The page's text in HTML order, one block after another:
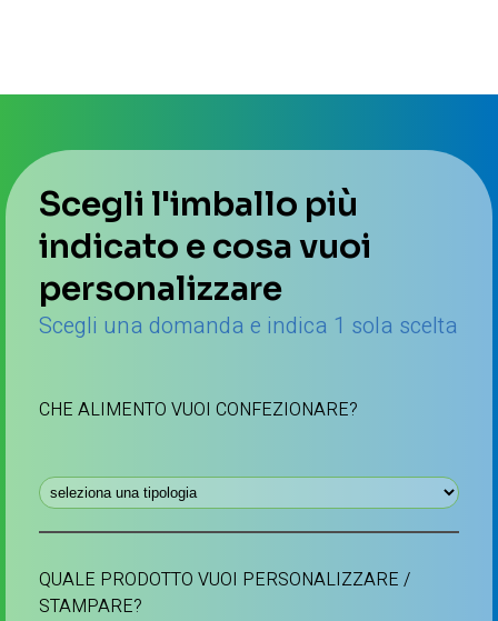
Scegli l'imballo più
indicato e cosa vuoi
personalizzare
Scegli una domanda e indica 1 sola scelta
CHE ALIMENTO VUOI CONFEZIONARE?
QUALE PRODOTTO VUOI PERSONALIZZARE /
STAMPARE?